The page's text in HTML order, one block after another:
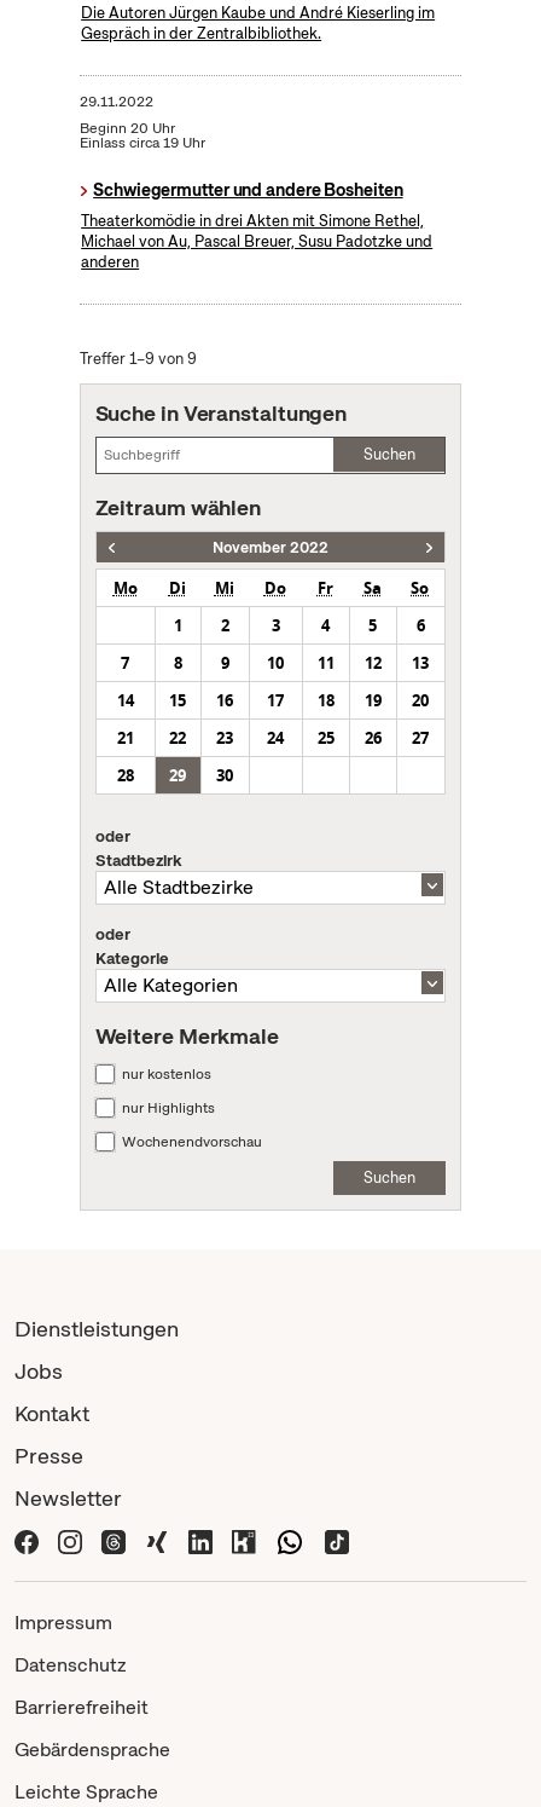
Die Autoren Jürgen Kaube und André Kieserling im
Gespräch in der Zentralbibliothek.
29.11.2022
Beginn 20 Uhr
Einlass circa 19 Uhr
Schwiegermutter und andere Bosheiten
Theaterkomödie in drei Akten mit Simone Rethel,
Michael von Au, Pascal Breuer, Susu Padotzke und
anderen
Treffer 1–9 von 9
Suche in Veranstaltungen
Suchen
Zeitraum wählen
November 2022
Mo Di Mi Do Fr Sa
So
1
2 3 4 5
6
7
8 9 10 11 12
13
14
15 16 17 18 19
20
21
22 23 24 25 26
27
28
29 30
oder
Stadtbezirk
oder
Kategorie
Weitere Merkmale
nur kostenlos
nur Highlights
Wochenendvorschau
Suchen
Dienstleistungen
Jobs
Kontakt
Presse
Newsletter
Impressum
Datenschutz
Barrierefreiheit
Gebärdensprache
Leichte Sprache